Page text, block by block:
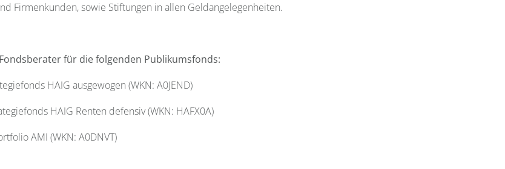
Firmenkunden, sowie Stiftungen in allen Geldangelegenheiten.
für die folgenden Publikumsfonds:
HAIG ausgewogen (WKN: A0JEND)
HAIG Renten defensiv (WKN: HAFX0A)
AMI (WKN: A0DNVT)